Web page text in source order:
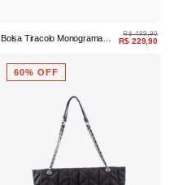
Bolsa Tiracolo Monograma
R$ 499,90
R$ 229,90
60% OFF